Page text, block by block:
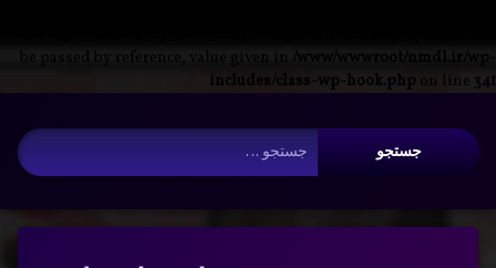
be passed by reference, value given in
/www/wwwroot/nmdl.ir/wp-
includes/class-wp-hook.php on line 341
محتوا
آرشیو
جستجو برای: